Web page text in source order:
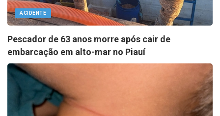
ACIDENTE
Pescador de 63 anos morre após cair de
embarcação em alto-mar no Piauí